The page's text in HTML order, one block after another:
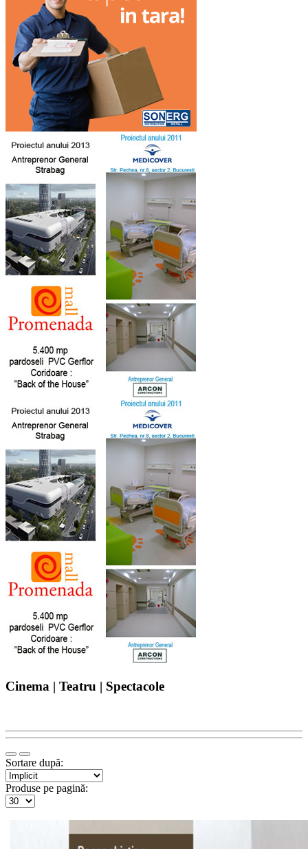
Cinema | Teatru | Spectacole
Sortare după:
Produse pe pagină: